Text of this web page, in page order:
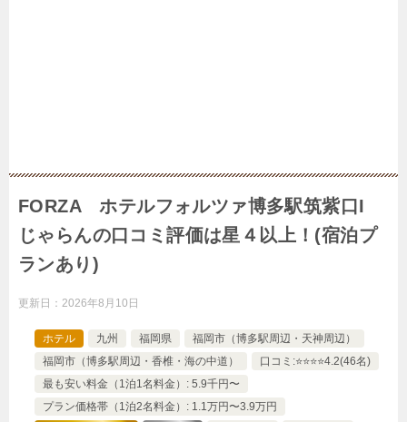
FORZA ホテルフォルツァ博多駅筑紫口I
じゃらんの口コミ評価は星４以上！(宿泊プ
ランあり)
更新日： 2026年8月10日
ホテル 九州 福岡県
福岡市（博多駅周辺・天神周辺）
福岡市（博多駅周辺・香椎・海の中道）
口コミ:⭐️⭐️⭐️⭐️4.2(46名)
最も安い料金（1泊1名料金）: 5.9千円〜
プラン価格帯（1泊2名料金）: 1.1万円〜3.9万円